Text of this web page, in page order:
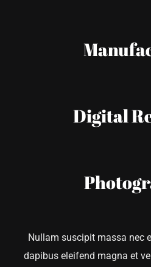
Digital
Nullam suscipit massa nec
dapibus eleifend magna et